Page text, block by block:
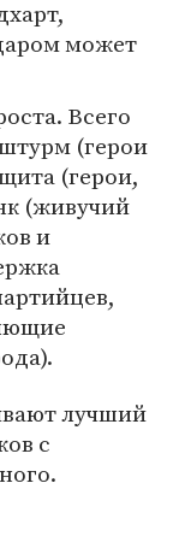
может
Всего
(герои
(герои,
(живучий
и
лучший
с